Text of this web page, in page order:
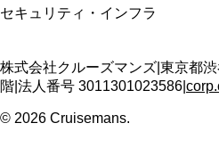
セキュリティ・インフラ
株式会社クルーズマンズ 東京都
階 法人番号 3011301023586
© 2026 Cruisemans.